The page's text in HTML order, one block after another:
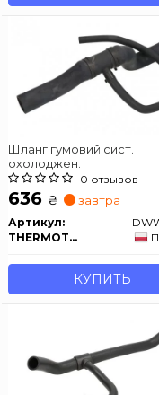
Шланг гумовий сист.
охолоджен.
0 отзывов
636 ₴ завтра
Артикул:
THERMOTEC
КУПИТЬ